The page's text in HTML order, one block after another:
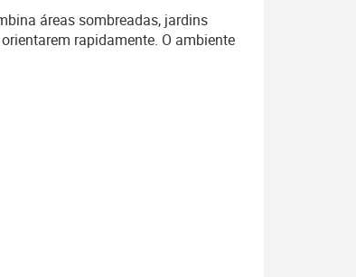
áreas sombreadas, jardins
rapidamente. O ambiente